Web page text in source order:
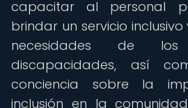
capacitar al personal
brindar un servicio
necesidades de
discapacidades, así
conciencia sobre la
inclusión en la